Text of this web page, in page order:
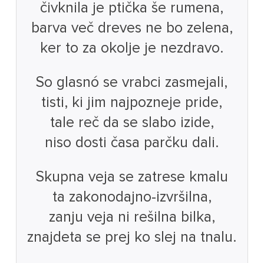
čivknila je ptička še rumena,
barva več dreves ne bo zelena,
ker to za okolje je nezdravo.
So glasnó se vrabci zasmejali,
tisti, ki jim najpozneje pride,
tale reč da se slabo izide,
niso dosti časa parčku dali.
Skupna veja se zatrese kmalu
ta zakonodajno-izvršilna,
zanju veja ni rešilna bilka,
znajdeta se prej ko slej na tnalu.